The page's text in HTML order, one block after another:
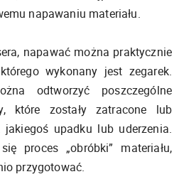
napawaniu materiału.
napawać można praktycznie
wykonany jest zegarek.
odtworzyć poszczególne
które zostały zatracone lub
jakiegoś upadku lub uderzenia.
proces „obróbki” materiału,
przygotować.